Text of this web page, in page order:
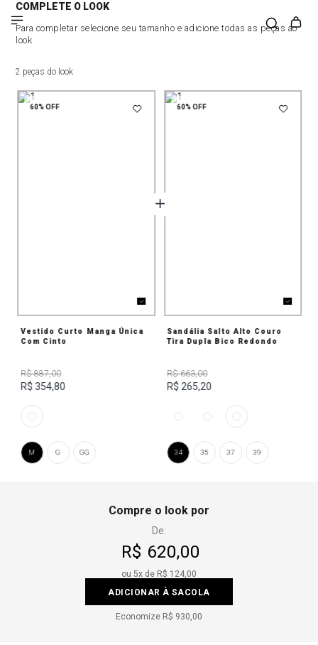
COMPLETE O LOOK
Para completar selecione seu tamanho e adicione todas as peças ao
look
2 peças do look
60%OFF
Vestido Curto Manga Única
Com Cinto
R$ 887,00
R$ 354,80
G GG
M
60%OFF
Sandália Salto Alto Couro
Tira Dupla Bico Redondo
R$ 663,00
R$ 265,20
34 35 37 39
Compre o look por
De:
R$ 620,00
ou 5x de R$ 124,00
ADICIONAR À SACOLA
Economize R$ 930,00